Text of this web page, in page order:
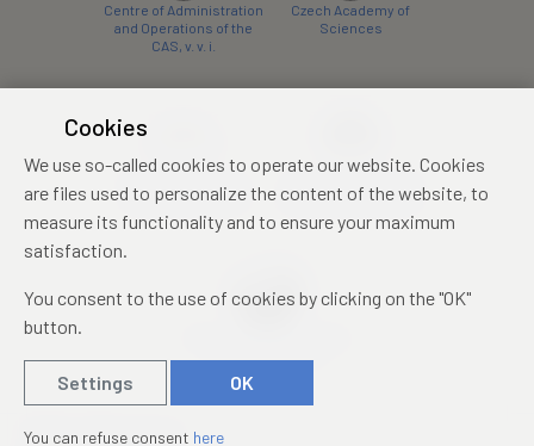
Centre of Administration
and Operations of the
CAS, v. v. i.
Czech Academy of
Sciences
conference centre
konferenční centrum
© 2019 – 2026Academia
Cookies
We use so-called cookies to operate our website. Cookies
are files used to personalize the content of the website, to
measure its functionality and to ensure your maximum
satisfaction.
You consent to the use of cookies by clicking on the "OK"
button.
Settings OK
You can refuse consent here